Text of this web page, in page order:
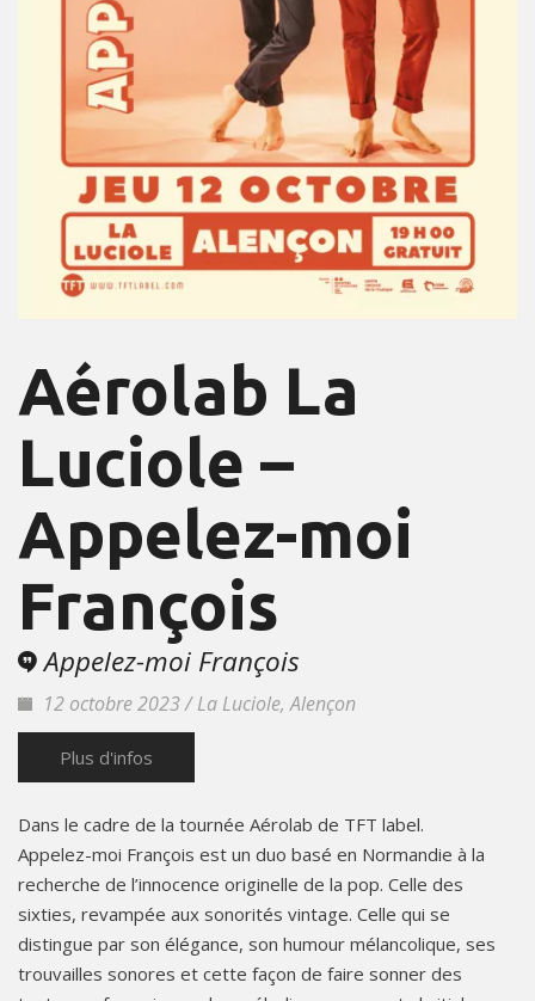
Aérolab La
Luciole –
Appelez-moi
François
Appelez-moi François
12 octobre 2023 / La Luciole, Alençon
Plus d'infos
Dans le cadre de la tournée Aérolab de TFT label.
Appelez-moi François est un duo basé en Normandie à la
recherche de l’innocence originelle de la pop. Celle des
sixties, revampée aux sonorités vintage. Celle qui se
distingue par son élégance, son humour mélancolique, ses
trouvailles sonores et cette façon de faire sonner des